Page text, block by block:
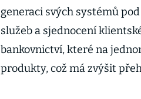
generaci svých systémů
služeb a sjednocení
bankovnictví, které na
produkty, což má zvýšit